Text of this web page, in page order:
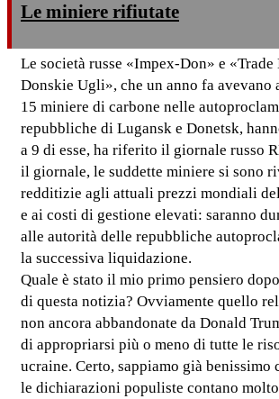
Le miniere rifiutate
Le società russe «Impex-Don» e «Trade
Donskie Ugli», che un anno fa avevano
15 miniere di carbone nelle
repubbliche di Lugansk e Donetsk,
a 9 di esse, ha riferito il giornale russo
il giornale, le suddette miniere si sono
redditizie agli attuali prezzi mondiali
e ai costi di gestione elevati: saranno
alle autorità delle repubbliche
la successiva liquidazione.
Quale è stato il mio primo pensiero
di questa notizia? Ovviamente quello
non ancora abbandonate da Donald
di appropriarsi più o meno di tutte le
ucraine. Certo, sappiamo già benissimo
le dichiarazioni populiste contano